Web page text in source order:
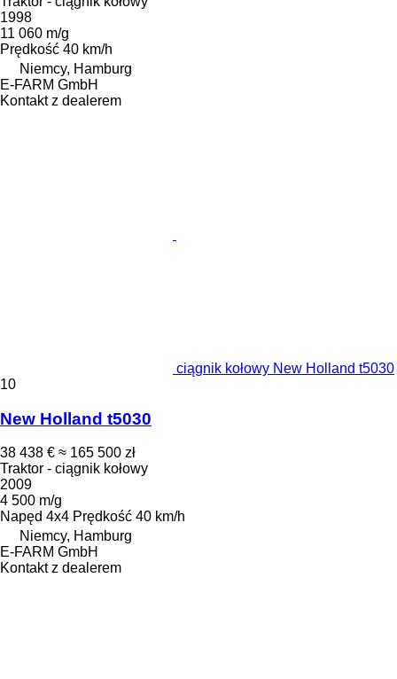
1998
11 060 m/g
Prędkość 40 km/h
Niemcy, Hamburg
E-FARM GmbH
Kontakt z dealerem
ciągnik kołowy New Holland t5030
10
New Holland t5030
38 438 € ≈ 165 500 zł
Traktor - ciągnik kołowy
2009
4 500 m/g
Napęd 4x4 Prędkość 40 km/h
Niemcy, Hamburg
E-FARM GmbH
Kontakt z dealerem